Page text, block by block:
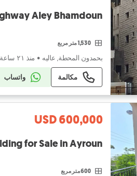
Aley Bhamdoun
1,530 متر مربع
بحمدون المحطة, عاليه • منذ ٢١ ساعة
مكالمة واتساب
USD 600,000
for Sale in Ayroun
600 متر مربع